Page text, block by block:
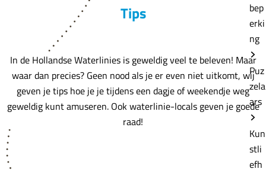
bep
erki
ng
Puz
zela
ars
Kun
stli
efh
Tips
In de Hollandse Waterlinies is geweldig veel te beleven! Maar
waar dan precies? Geen nood als je er even niet uitkomt, wij
geven je tips hoe je je tijdens een dagje of weekendje weg
geweldig kunt amuseren. Ook waterlinie-locals geven je goede
raad!